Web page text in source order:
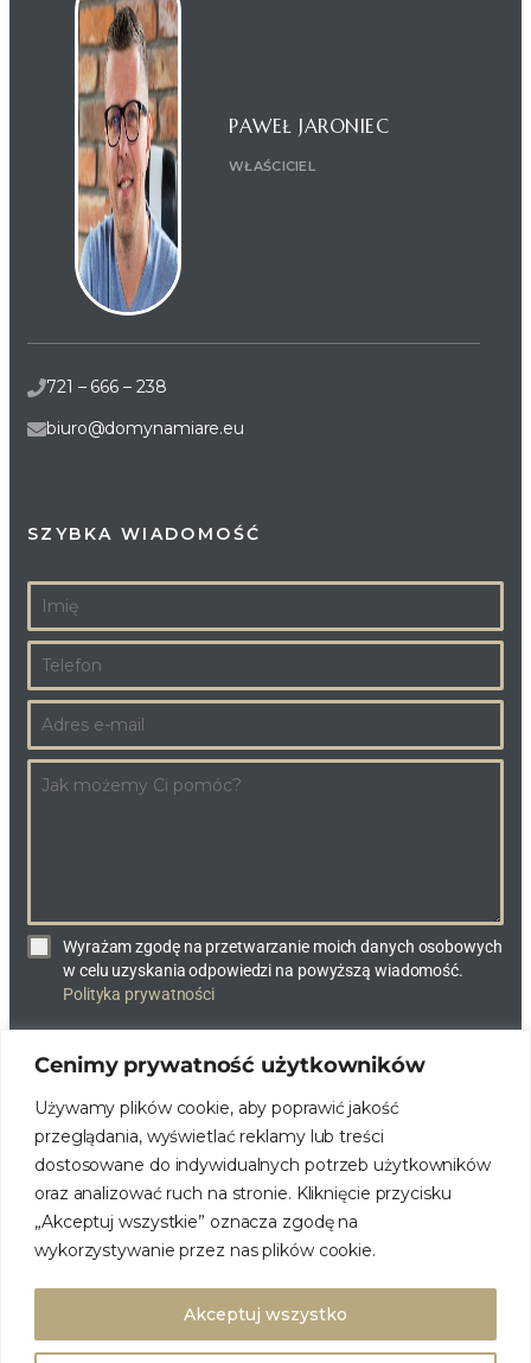
Cenimy prywatność użytkowników
Używamy plików cookie, aby poprawić jakość
przeglądania, wyświetlać reklamy lub treści
dostosowane do indywidualnych potrzeb użytkowników
oraz analizować ruch na stronie. Kliknięcie przycisku
„Akceptuj wszystkie” oznacza zgodę na
wykorzystywanie przez nas plików cookie.
Akceptuj wszystko
PAWEŁ JARONIEC
WŁAŚCICIEL
721 – 666 – 238
biuro@domynamiare.eu
SZYBKA WIADOMOŚĆ
Wyrażam zgodę na przetwarzanie moich danych osobowych
w celu uzyskania odpowiedzi na powyższą wiadomość.
Polityka prywatności
WYŚLIJ WIADOMOŚĆ
© DOMY NA MIARĘ. WSZELKIE PRAWA ZASTRZEŻONE.
Realizacja: Newdun.pl – marketing fajnych firm
https://
https://
fb.com